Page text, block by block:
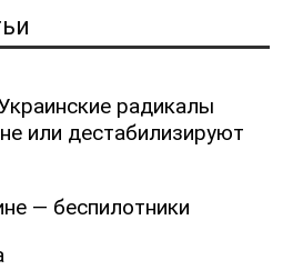
радикалы
или дестабилизируют
— беспилотники